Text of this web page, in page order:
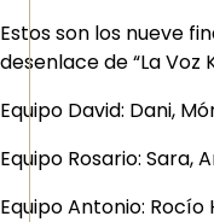
Estos son los nueve
desenlace de “La Voz
Equipo David: Dani,
Equipo Rosario: Sara,
Equipo Antonio: Rocío